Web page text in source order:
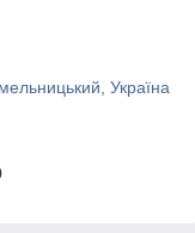
Україна